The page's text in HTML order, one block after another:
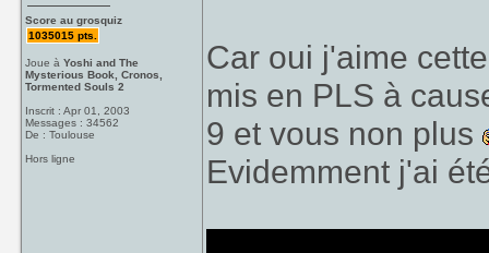
Score au grosquiz
1035015 pts.
Joue àYoshi and The
Mysterious Book, Cronos,
Tormented Souls 2
Inscrit : Apr 01, 2003
Messages : 34562
De : Toulouse
Hors ligne
Car oui j'aime
mis en PLS à
9 et vous non plus
Evidemment j'ai